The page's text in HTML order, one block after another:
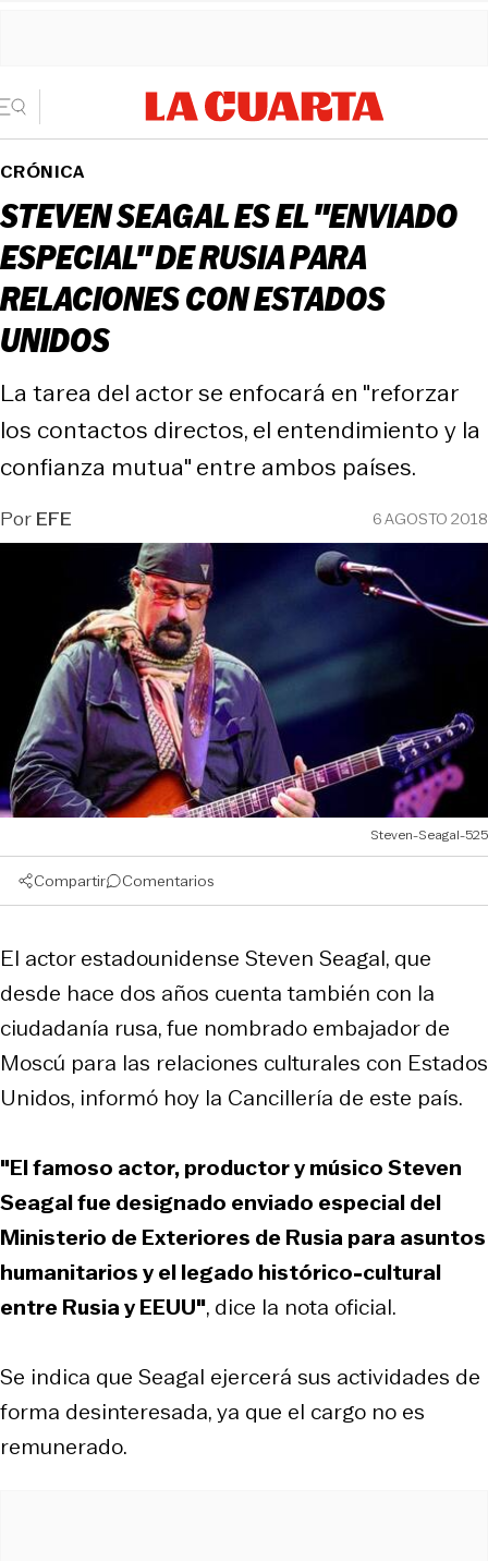
CRÓNICA
STEVEN SEAGAL ES EL "ENVIADO
ESPECIAL" DE RUSIA PARA
RELACIONES CON ESTADOS
UNIDOS
La tarea del actor se enfocará en "reforzar
los contactos directos, el entendimiento y la
confianza mutua" entre ambos países.
PorEFE 6 AGOSTO 2018
Steven-Seagal-525
Compartir Comentarios
El actor estadounidense Steven Seagal, que
desde hace dos años cuenta también con la
ciudadanía rusa, fue nombrado embajador de
Moscú para las relaciones culturales con Estados
Unidos, informó hoy la Cancillería de este país.
"El famoso actor, productor y músico Steven
Seagal fue designado enviado especial del
Ministerio de Exteriores de Rusia para asuntos
humanitarios y el legado histórico-cultural
entre Rusia y EEUU", dice la nota oficial.
Se indica que Seagal ejercerá sus actividades de
forma desinteresada, ya que el cargo no es
remunerado.